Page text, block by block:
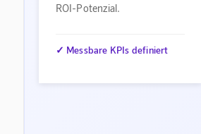
ROI-Potenzial.
✓ Messbare KPIs definiert